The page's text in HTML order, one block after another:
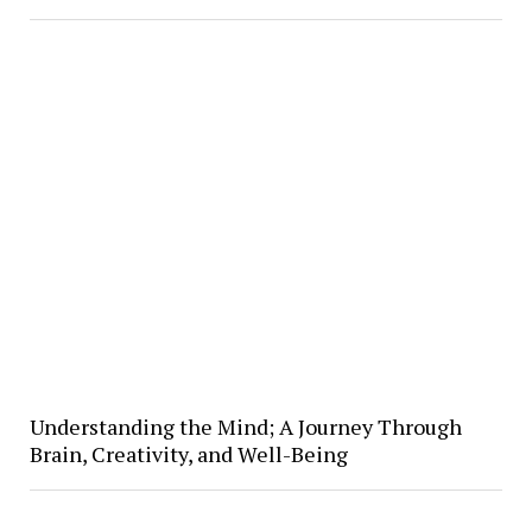
Understanding the Mind; A Journey Through
Brain, Creativity, and Well-Being